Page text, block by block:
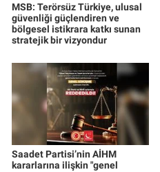
MSB: Terörsüz Türkiye, ulusal
güvenliği güçlendiren ve
bölgesel istikrara katkı sunan
stratejik bir vizyondur
Saadet Partisi’nin AİHM
kararlarına ilişkin "genel